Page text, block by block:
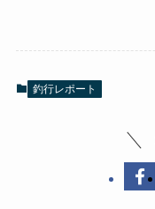
釣行レポート